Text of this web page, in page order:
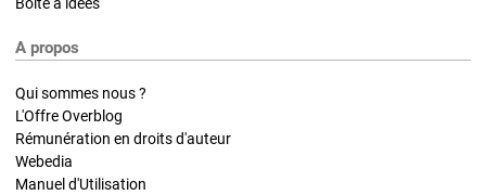
A propos
Qui sommes nous ?
L'Offre Overblog
Rémunération en droits d'auteur
Webedia
Manuel d'Utilisation